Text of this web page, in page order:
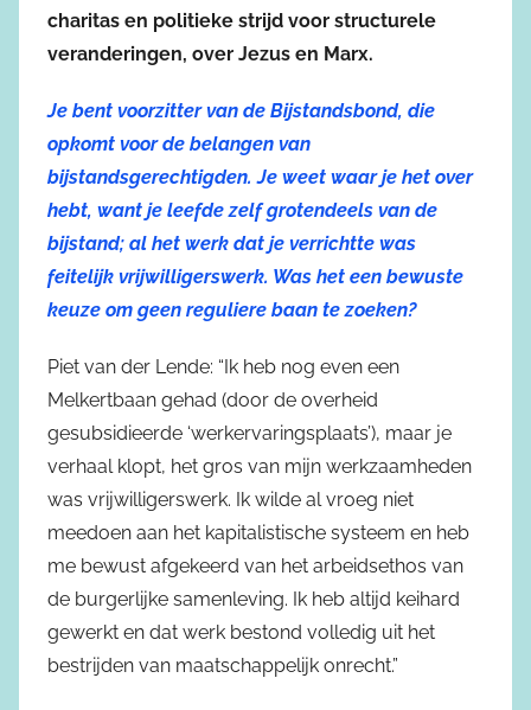
charitas en politieke strijd voor structurele
veranderingen, over Jezus en Marx.
Je bent voorzitter van de Bijstandsbond, die
opkomt voor de belangen van
bijstandsgerechtigden. Je weet waar je het over
hebt, want je leefde zelf grotendeels van de
bijstand; al het werk dat je verrichtte was
feitelijk vrijwilligerswerk. Was het een bewuste
keuze om geen reguliere baan te zoeken?
Piet van der Lende: “Ik heb nog even een
Melkertbaan gehad (door de overheid
gesubsidieerde ‘werkervaringsplaats’), maar je
verhaal klopt, het gros van mijn werkzaamheden
was vrijwilligerswerk. Ik wilde al vroeg niet
meedoen aan het kapitalistische systeem en heb
me bewust afgekeerd van het arbeidsethos van
de burgerlijke samenleving. Ik heb altijd keihard
gewerkt en dat werk bestond volledig uit het
bestrijden van maatschappelijk onrecht.”